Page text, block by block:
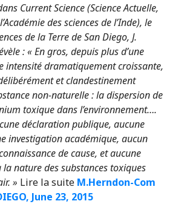
Current Science (Science Actuelle,
des sciences de l’Inde), le
de la Terre de San Diego, J.
: « En gros, depuis plus d’une
intensité dramatiquement croissante,
et clandestinement
non-naturelle : la dispersion de
toxique dans l’environnement….
déclaration publique, aucune
investigation académique, aucun
de cause, et aucune
nature des substances toxiques
» Lire la suite M.Herndon-Com
June 23, 2015